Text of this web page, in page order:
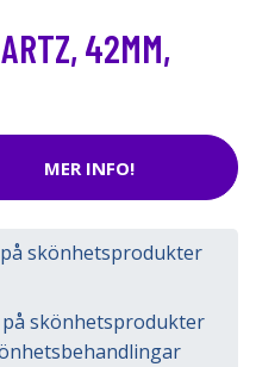
42MM,
MER INFO!
skönhetsprodukter
skönhetsprodukter